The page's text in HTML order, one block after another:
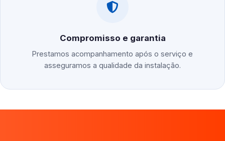
Compromisso e garantia
Prestamos acompanhamento após o serviço e
asseguramos a qualidade da instalação.